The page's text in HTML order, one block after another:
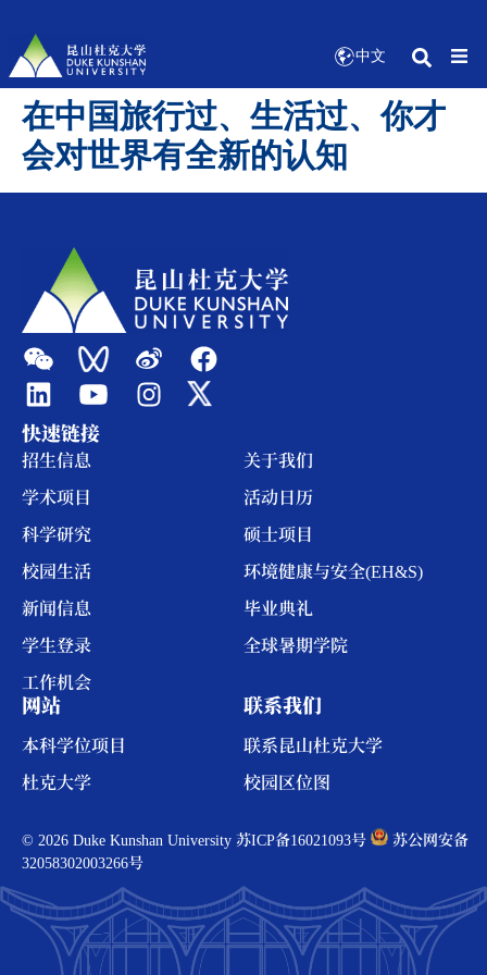
中文
在中国旅行过、生活过、你才
会对世界有全新的认知
快速链接
招生信息
学术项目
科学研究
校园生活
新闻信息
学生登录
工作机会
关于我们
活动日历
硕士项目
环境健康与安全(EH&S)
毕业典礼
全球暑期学院
网站
本科学位项目
杜克大学
联系我们
联系昆山杜克大学
校园区位图
© 2026 Duke Kunshan University 苏ICP备16021093号
苏公网安备
32058302003266号